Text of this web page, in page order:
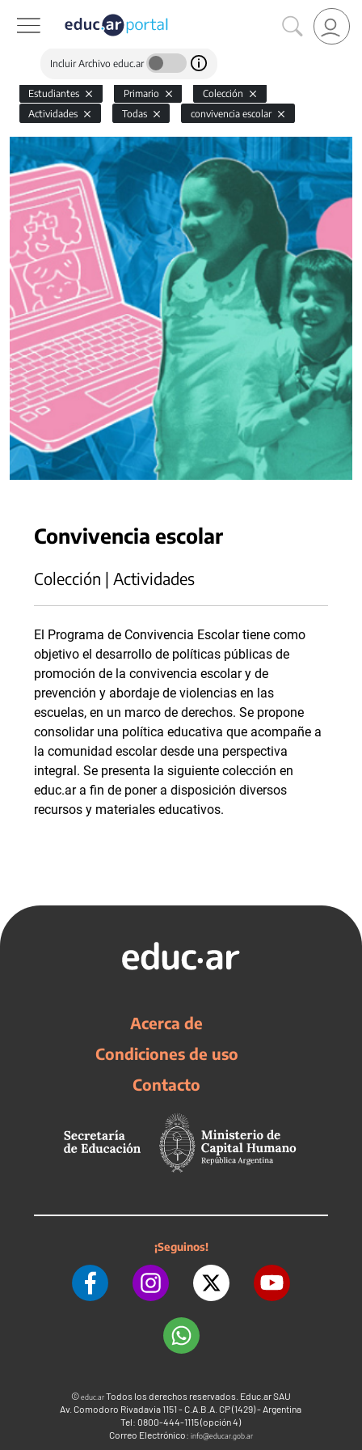
Incluir Archivo educ.ar
Estudiantes Primario
Colección
Actividades
Todas convivencia escolar
Convivencia escolar
Colección | Actividades
El Programa de Convivencia Escolar tiene como
objetivo el desarrollo de políticas públicas de
promoción de la convivencia escolar y de
prevención y abordaje de violencias en las
escuelas, en un marco de derechos. Se propone
consolidar una política educativa que acompañe a
la comunidad escolar desde una perspectiva
integral. Se presenta la siguiente colección en
educ.ar a fin de poner a disposición diversos
recursos y materiales educativos.
Acerca de
Condiciones de uso
Contacto
¡Seguinos!
©educ.arTodos los derechos reservados. Educ.ar SAU
Av. Comodoro Rivadavia 1151 - C.A.B.A. CP (1429) - Argentina
Tel: 0800-444-1115 (opción 4)
Correo Electrónico: info@educar.gob.ar